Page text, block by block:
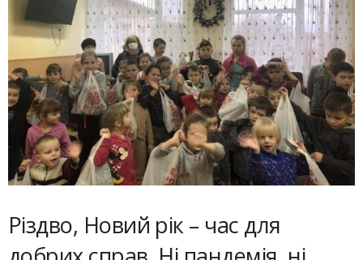
Різдво, Новий рік – час для